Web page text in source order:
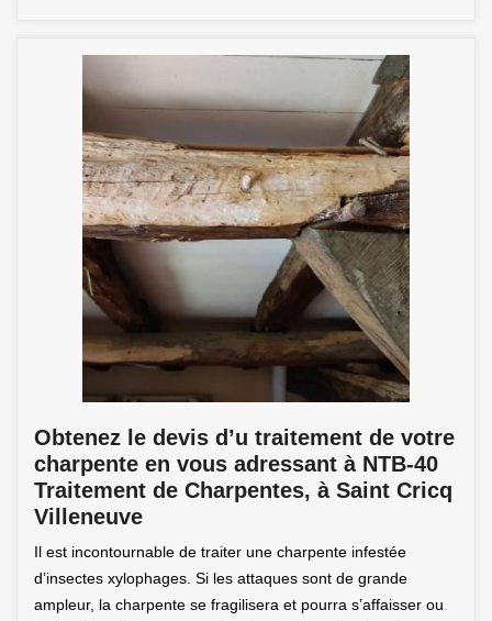
Obtenez le devis d’u traitement de votre
charpente en vous adressant à NTB-40
Traitement de Charpentes, à Saint Cricq
Villeneuve
Il est incontournable de traiter une charpente infestée
d’insectes xylophages. Si les attaques sont de grande
ampleur, la charpente se fragilisera et pourra s’affaisser ou